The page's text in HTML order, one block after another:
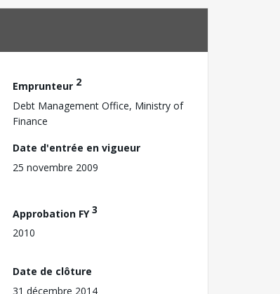
Emprunteur 2
Debt Management Office, Ministry of
Finance
Date d'entrée en vigueur
25 novembre 2009
Approbation FY3
2010
Date de clôture
31 décembre 2014